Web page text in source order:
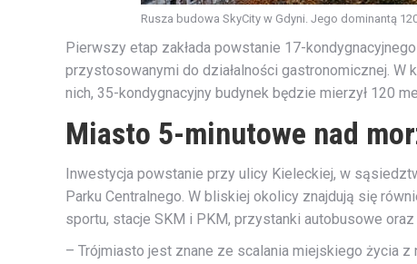
Rusza budowa SkyCity w Gdyni. Jego dominantą
Pierwszy etap zakłada powstanie 17-
przystosowanymi do działalności gastronomicznej. W
nich, 35-kondygnacyjny budynek będzie mierzył 120
Miasto 5-minutowe nad
Inwestycja powstanie przy ulicy Kieleckiej, w
Parku Centralnego. W bliskiej okolicy znajdują się
sportu, stacje SKM i PKM, przystanki autobusowe
– Trójmiasto jest znane ze scalania miejskiego życia z